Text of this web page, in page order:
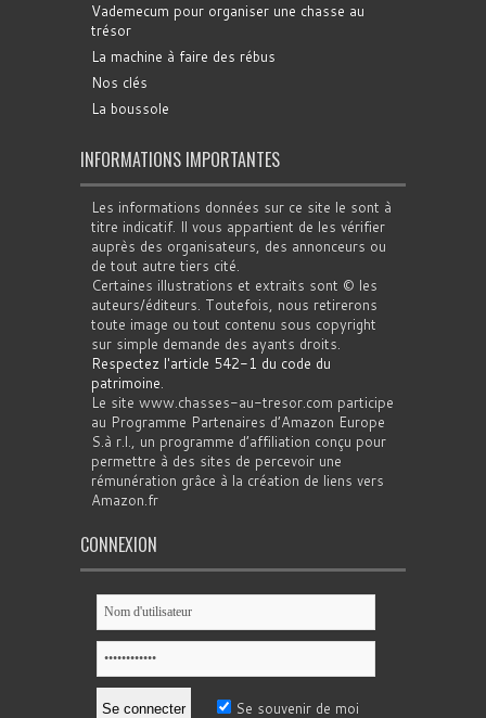
Vademecum pour organiser une chasse au
trésor
La machine à faire des rébus
Nos clés
La boussole
INFORMATIONS IMPORTANTES
Les informations données sur ce site le sont à
titre indicatif. Il vous appartient de les vérifier
auprès des organisateurs, des annonceurs ou
de tout autre tiers cité.
Certaines illustrations et extraits sont © les
auteurs/éditeurs. Toutefois, nous retirerons
toute image ou tout contenu sous copyright
sur simple demande des ayants droits.
Respectez l'article 542-1 du code du
patrimoine.
Le site www.chasses-au-tresor.com participe
au Programme Partenaires d’Amazon Europe
S.à r.l., un programme d’affiliation conçu pour
permettre à des sites de percevoir une
rémunération grâce à la création de liens vers
Amazon.fr
CONNEXION
Se souvenir de moi